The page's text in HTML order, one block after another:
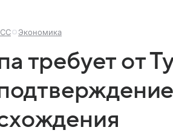
Экономика
требует от